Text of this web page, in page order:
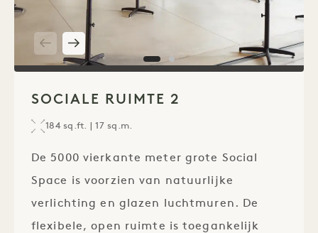
SOCIALE RUIMTE 2
184 sq.ft. | 17 sq.m.
De 5000 vierkante meter grote Social
Space is voorzien van natuurlijke
verlichting en glazen luchtmuren. De
flexibele, open ruimte is toegankelijk